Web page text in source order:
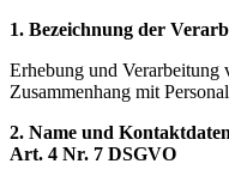
1. Bezeichnung der
Erhebung und Verarbeitung
Zusammenhang mit
2. Name und
Art. 4 Nr. 7 DSGVO